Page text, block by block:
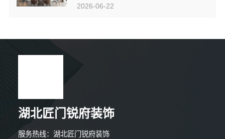
2026-06-22
湖北匠门锐府装饰
服务热线：湖北匠门锐府装饰